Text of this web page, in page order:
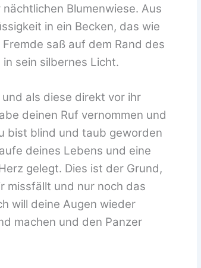
Blumenwiese. Aus
in ein Becken, das wie
saß auf dem Rand des
sein silbernes Licht.
als diese direkt vor ihr
deinen Ruf vernommen und
bist blind und taub geworden
deines Lebens und eine
gelegt. Dies ist der Grund,
missfällt und nur noch das
will deine Augen wieder
machen und den Panzer